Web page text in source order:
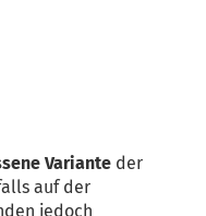
Variante der
auf der